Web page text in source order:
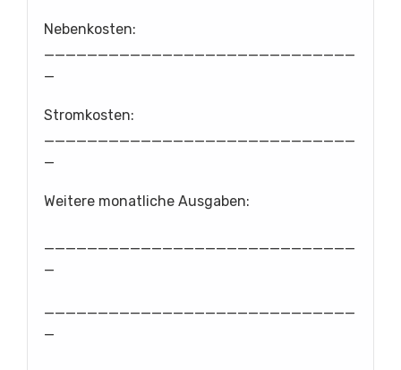
Nebenkosten:
Stromkosten:
Weitere monatliche Ausgaben: